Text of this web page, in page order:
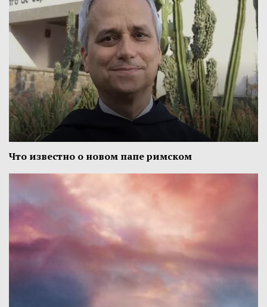
Что известно о новом папе римском